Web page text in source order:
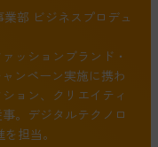
部 ビジネスプロデュ
ッションブランド・
ンペーン実施に携わ
ョン、クリエイティ
。デジタルテクノロ
担当。